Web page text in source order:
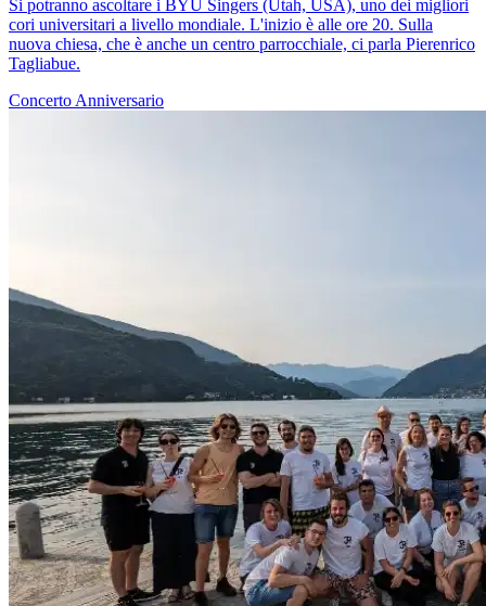
Si potranno ascoltare i BYU Singers (Utah, USA), uno dei migliori
cori universitari a livello mondiale. L'inizio è alle ore 20. Sulla
nuova chiesa, che è anche un centro parrocchiale, ci parla Pierenrico
Tagliabue.
Concerto Anniversario